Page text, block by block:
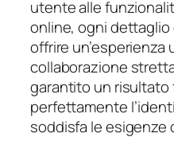
utente alle
online, ogni
offrire un’esperienza
collaborazione
garantito un risultato
perfettamente
soddisfa le esigenze